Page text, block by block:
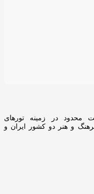
محدود در زمینه تورهای
و هنر دو کشور ایران و